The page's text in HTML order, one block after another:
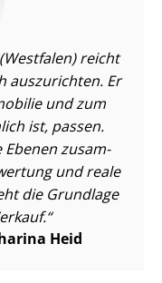
reicht
auszurichten. Er
und zum
ist, passen.
Ebenen zu­sam­
und reale
die Grundlage
Heid